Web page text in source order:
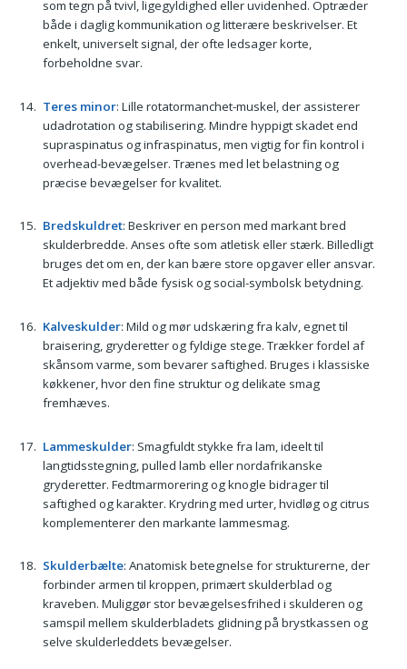
som tegn på tvivl, ligegyldighed eller uvidenhed. Optræder
både i daglig kommunikation og litterære beskrivelser. Et
enkelt, universelt signal, der ofte ledsager korte,
forbeholdne svar.
Teres minor: Lille rotatormanchet-muskel, der assisterer
udadrotation og stabilisering. Mindre hyppigt skadet end
supraspinatus og infraspinatus, men vigtig for fin kontrol i
overhead-bevægelser. Trænes med let belastning og
præcise bevægelser for kvalitet.
Bredskuldret: Beskriver en person med markant bred
skulderbredde. Anses ofte som atletisk eller stærk. Billedligt
bruges det om en, der kan bære store opgaver eller ansvar.
Et adjektiv med både fysisk og social-symbolsk betydning.
Kalveskulder: Mild og mør udskæring fra kalv, egnet til
braisering, gryderetter og fyldige stege. Trækker fordel af
skånsom varme, som bevarer saftighed. Bruges i klassiske
køkkener, hvor den fine struktur og delikate smag
fremhæves.
Lammeskulder: Smagfuldt stykke fra lam, ideelt til
langtidsstegning, pulled lamb eller nordafrikanske
gryderetter. Fedtmarmorering og knogle bidrager til
saftighed og karakter. Krydring med urter, hvidløg og citrus
komplementerer den markante lammesmag.
Skulderbælte: Anatomisk betegnelse for strukturerne, der
forbinder armen til kroppen, primært skulderblad og
kraveben. Muliggør stor bevægelsesfrihed i skulderen og
samspil mellem skulderbladets glidning på brystkassen og
selve skulderleddets bevægelser.